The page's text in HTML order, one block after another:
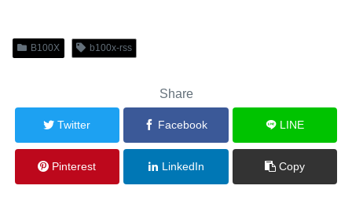
B100X b100x-rss
Share
Twitter Facebook LINE
Pinterest LinkedIn Copy